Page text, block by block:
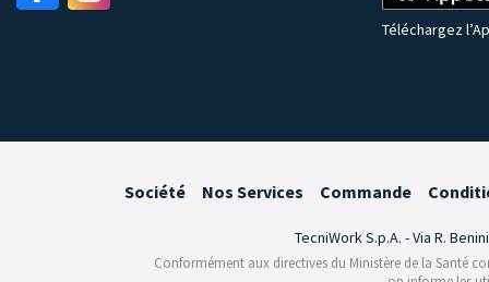
Téléchargez
Société Nos Services Commande
TecniWork S.p.A. - Via R.
Conformément aux directives du Ministère de la Santé